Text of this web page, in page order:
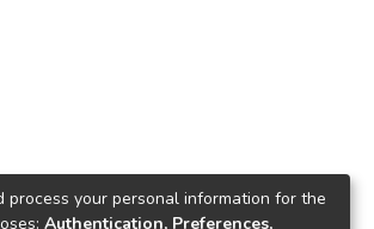
process your personal information for the
Authentication, Preferences,